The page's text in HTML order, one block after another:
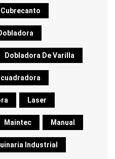
Cubrecanto
Dobladora De Varilla
Laser
Maintec Manual
Industrial